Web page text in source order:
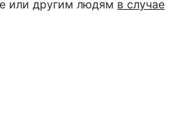
или другим людям в случае